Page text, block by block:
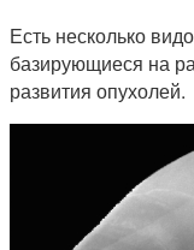
Есть несколько
базирующиеся на
развития опухолей.